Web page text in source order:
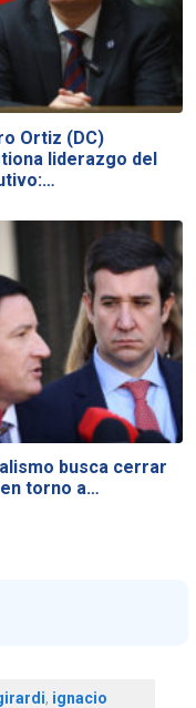
Ortiz (DC)
liderazgo del
busca cerrar
torno a…
, ignacio